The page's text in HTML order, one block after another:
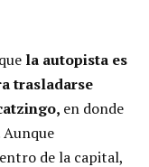
la autopista es
trasladarse
en donde
de la capital,